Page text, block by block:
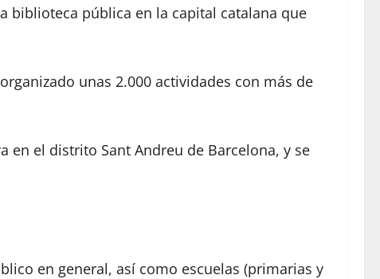
biblioteca pública en la capital catalana que
unas 2.000 actividades con más de
en el distrito Sant Andreu de Barcelona, ​​y se
en general, así como escuelas (primarias y